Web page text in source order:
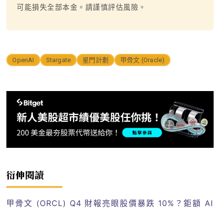
可能損失全部本金。請謹慎評估風險。
OpenAI Stargate 星門計劃 甲骨文 (Oracle)
衍伸閱讀
甲骨文 (ORCL) Q4 財報亮眼股價暴跌 10%？鉅額 AI